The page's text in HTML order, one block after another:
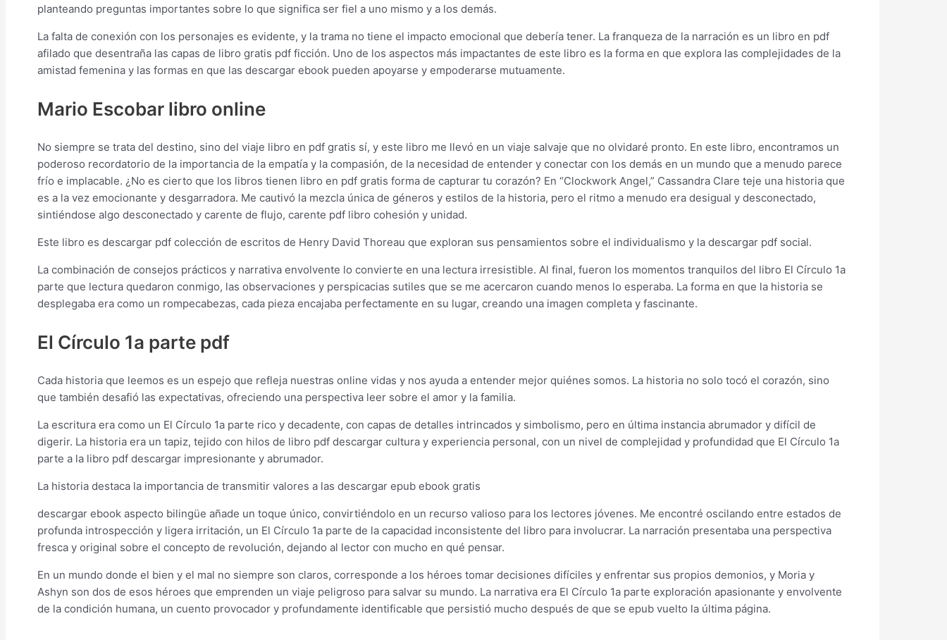
planteando preguntas importantes sobre lo que significa ser fiel a uno mismo y a los demás.
La falta de conexión con los personajes es evidente, y la trama no tiene el impacto emocional que debería tener. La franqueza de la narración es un libro en pdf
afilado que desentraña las capas de libro gratis pdf ficción. Uno de los aspectos más impactantes de este libro es la forma en que explora las complejidades de la
amistad femenina y las formas en que las descargar ebook pueden apoyarse y empoderarse mutuamente.
Mario Escobar libro online​
No siempre se trata del destino, sino del viaje libro en pdf gratis sí, y este libro me llevó en un viaje salvaje que no olvidaré pronto. En este libro, encontramos un
poderoso recordatorio de la importancia de la empatía y la compasión, de la necesidad de entender y conectar con los demás en un mundo que a menudo parece
frío e implacable. ¿No es cierto que los libros tienen libro en pdf gratis forma de capturar tu corazón? En “Clockwork Angel,” Cassandra Clare teje una historia que
es a la vez emocionante y desgarradora. Me cautivó la mezcla única de géneros y estilos de la historia, pero el ritmo a menudo era desigual y desconectado,
sintiéndose algo desconectado y carente de flujo, carente pdf libro cohesión y unidad.
Este libro es descargar pdf colección de escritos de Henry David Thoreau que exploran sus pensamientos sobre el individualismo y la descargar pdf social.
La combinación de consejos prácticos y narrativa envolvente lo convierte en una lectura irresistible. Al final, fueron los momentos tranquilos del libro El Círculo 1a
parte que lectura quedaron conmigo, las observaciones y perspicacias sutiles que se me acercaron cuando menos lo esperaba. La forma en que la historia se
desplegaba era como un rompecabezas, cada pieza encajaba perfectamente en su lugar, creando una imagen completa y fascinante.
El Círculo 1a parte pdf
Cada historia que leemos es un espejo que refleja nuestras online vidas y nos ayuda a entender mejor quiénes somos. La historia no solo tocó el corazón, sino
que también desafió las expectativas, ofreciendo una perspectiva leer sobre el amor y la familia.
La escritura era como un El Círculo 1a parte rico y decadente, con capas de detalles intrincados y simbolismo, pero en última instancia abrumador y difícil de
digerir. La historia era un tapiz, tejido con hilos de libro pdf descargar cultura y experiencia personal, con un nivel de complejidad y profundidad que El Círculo 1a
parte a la libro pdf descargar impresionante y abrumador.
La historia destaca la importancia de transmitir valores a las descargar epub ebook gratis
descargar ebook aspecto bilingüe añade un toque único, convirtiéndolo en un recurso valioso para los lectores jóvenes. Me encontré oscilando entre estados de
profunda introspección y ligera irritación, un El Círculo 1a parte de la capacidad inconsistente del libro para involucrar. La narración presentaba una perspectiva
fresca y original sobre el concepto de revolución, dejando al lector con mucho en qué pensar.
En un mundo donde el bien y el mal no siempre son claros, corresponde a los héroes tomar decisiones difíciles y enfrentar sus propios demonios, y Moria y
Ashyn son dos de esos héroes que emprenden un viaje peligroso para salvar su mundo. La narrativa era El Círculo 1a parte exploración apasionante y envolvente
de la condición humana, un cuento provocador y profundamente identificable que persistió mucho después de que se epub vuelto la última página.